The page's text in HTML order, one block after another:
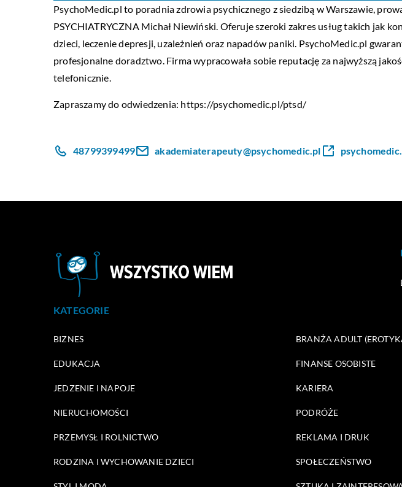
PsychoMedic.pl to poradnia zdrowia psychicznego z siedzibą w Warszawie,
PSYCHIATRYCZNA Michał Niewiński. Oferuje szeroki zakres usług takich jak
dzieci, leczenie depresji, uzależnień oraz napadów paniki. PsychoMedic.pl
profesjonalne doradztwo. Firma wypracowała sobie reputację za najwyższą
telefonicznie.
Zapraszamy do odwiedzenia: https://psychomedic.pl/ptsd/
48799399499 akademiaterapeuty@psychomedic.pl
KATEGORIE
BIZNES BRANŻA ADULT
EDUKACJA FINANSE OSOBISTE
JEDZENIE I NAPOJE KARIERA
NIERUCHOMOŚCI PODRÓŻE
PRZEMYSŁ I ROLNICTWO REKLAMA I DRUK
RODZINA I WYCHOWANIE DZIECI SPOŁECZEŃSTWO